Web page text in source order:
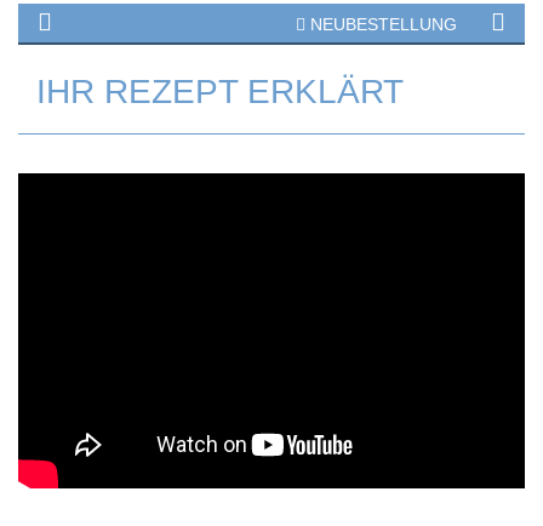
NEUBESTELLUNG
IHR REZEPT ERKLÄRT